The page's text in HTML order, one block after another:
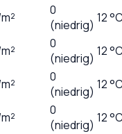
0
(niedrig) 12
0
(niedrig) 12
0
(niedrig) 12
0
(niedrig) 12